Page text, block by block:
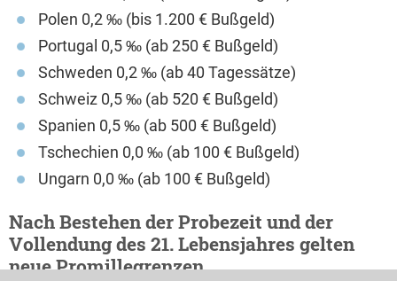
Polen 0,2 ‰ (bis 1.200 € Bußgeld)
Portugal 0,5 ‰ (ab 250 € Bußgeld)
Schweden 0,2 ‰ (ab 40 Tagessätze)
Schweiz 0,5 ‰ (ab 520 € Bußgeld)
Spanien 0,5 ‰ (ab 500 € Bußgeld)
Tschechien 0,0 ‰ (ab 100 € Bußgeld)
Ungarn 0,0 ‰ (ab 100 € Bußgeld)
Nach Bestehen der Probezeit und der
Vollendung des 21. Lebensjahres gelten
neue Promillegrenzen.